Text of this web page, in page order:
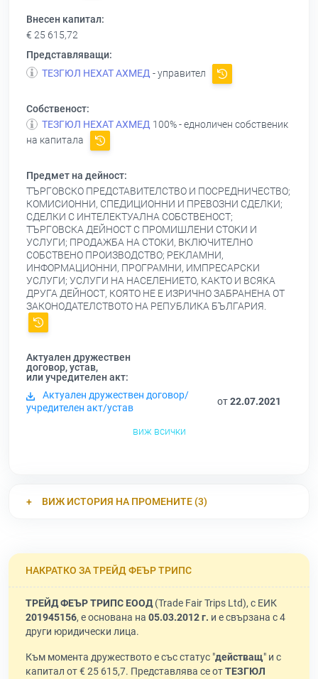
Внесен капитал:
€ 25 615,72
Представляващи:
ТЕЗГЮЛ НЕХАТ АХМЕД - управител
Собственост:
ТЕЗГЮЛ НЕХАТ АХМЕД 100% - едноличен собственик
на капитала
Предмет на дейност:
ТЪРГОВСКО ПРЕДСТАВИТЕЛСТВО И ПОСРЕДНИЧЕСТВО;
КОМИСИОННИ, СПЕДИЦИОННИ И ПРЕВОЗНИ СДЕЛКИ;
СДЕЛКИ С ИНТЕЛЕКТУАЛНА СОБСТВЕНОСТ;
ТЪРГОВСКА ДЕЙНОСТ С ПРОМИШЛЕНИ СТОКИ И
УСЛУГИ; ПРОДАЖБА НА СТОКИ, ВКЛЮЧИТЕЛНО
СОБСТВЕНО ПРОИЗВОДСТВО; РЕКЛАМНИ,
ИНФОРМАЦИОННИ, ПРОГРАМНИ, ИМПРЕСАРСКИ
УСЛУГИ; УСЛУГИ НА НАСЕЛЕНИЕТО, КАКТО И ВСЯКА
ДРУГА ДЕЙНОСТ, КОЯТО НЕ Е ИЗРИЧНО ЗАБРАНЕНА ОТ
ЗАКОНОДАТЕЛСТВОТО НА РЕПУБЛИКА БЪЛГАРИЯ.
Актуален дружествен
договор, устав,
или учредителен акт:
Актуален дружествен договор/
учредителен акт/устав
от22.07.2021
виж всички
ВИЖ ИСТОРИЯ НА ПРОМЕНИТЕ (3)
НАКРАТКО ЗА ТРЕЙД ФЕЪР ТРИПС
ТРЕЙД ФЕЪР ТРИПС ЕООД(Trade Fair Trips Ltd), с ЕИК
201945156, е основана на 05.03.2012 г. и е свързана с 4
други юридически лица.
Към момента дружеството е със статус "действащ" и с
капитал от € 25 615,7. Представлява се отТЕЗГЮЛ